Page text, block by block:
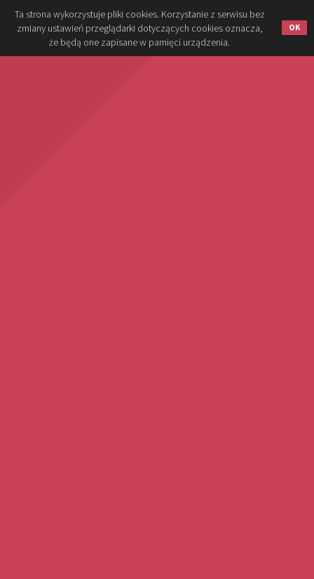
Ta strona wykorzystuje pliki cookies. Korzystanie z serwisu bez
zmiany ustawień przeglądarki dotyczących cookies oznacza,
że będą one zapisane w pamięci urządzenia.